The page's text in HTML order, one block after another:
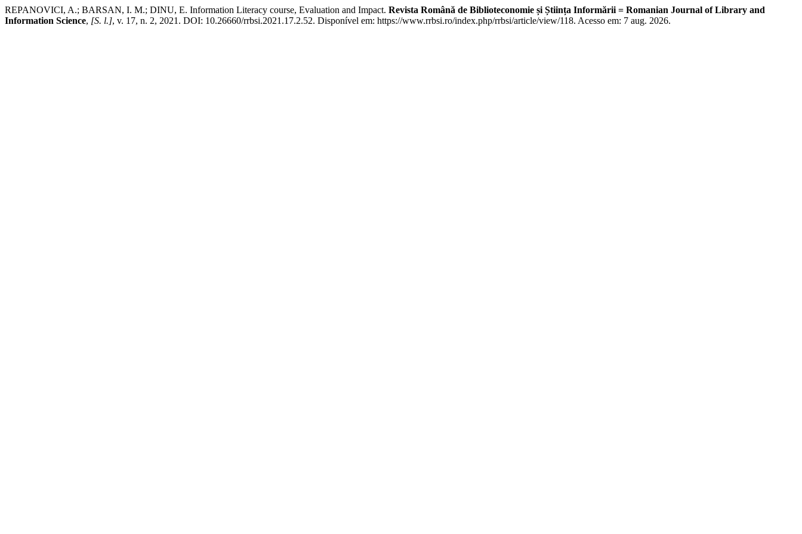
REPANOVICI, A.; BARSAN, I. M.; DINU, E. Information Literacy course, Evaluation and Impact. Revista Română de Biblioteconomie și Știința Informării = Romanian Journal of Library and
Information Science, [S. l.], v. 17, n. 2, 2021. DOI: 10.26660/rrbsi.2021.17.2.52. Disponível em: https://www.rrbsi.ro/index.php/rrbsi/article/view/118. Acesso em: 7 aug. 2026.